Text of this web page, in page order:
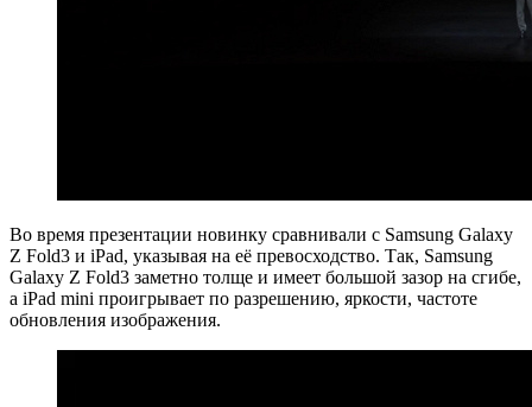
Во время презентации новинку сравнивали с Samsung Galaxy
Z Fold3 и iPad, указывая на её превосходство. Так, Samsung
Galaxy Z Fold3 заметно толще и имеет большой зазор на сгибе,
а iPad mini проигрывает по разрешению, яркости, частоте
обновления изображения.